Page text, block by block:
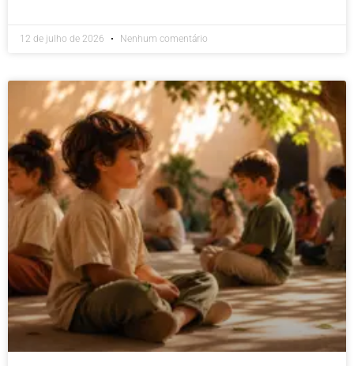
12 de julho de 2026 Nenhum comentário